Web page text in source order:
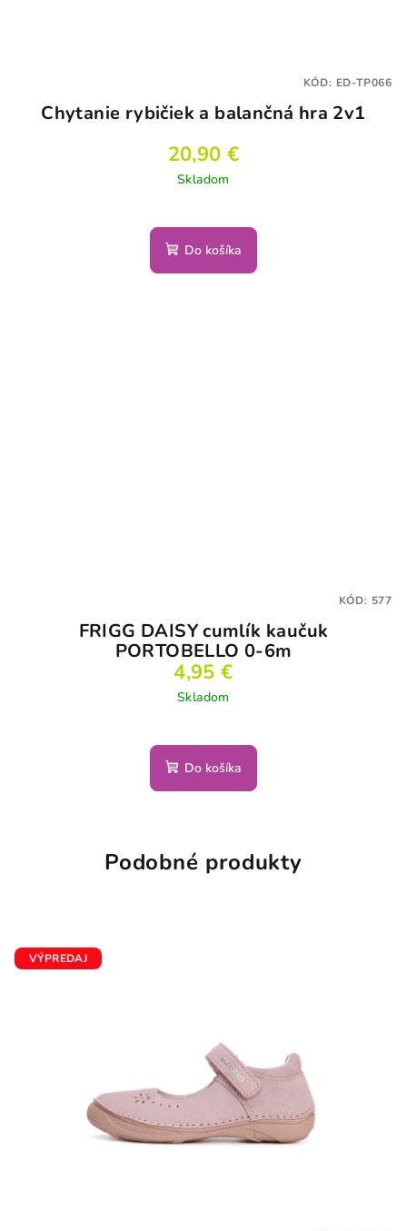
Chytanie rybičiek a balančná hra 2v1
20,90 €
Skladom
Do košíka
KÓD: ED-TP066
FRIGG DAISY cumlík kaučuk
PORTOBELLO 0-6m
4,95 €
Skladom
Do košíka
KÓD: 577
Podobné produkty
VÝPREDAJ